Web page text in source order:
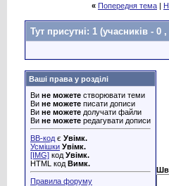
« Попередня тема |
Тут присутні: 1 (учасників - 0 ,
Ваші права у розділі
Ви не можете створювати теми
Ви не можете писати дописи
Ви не можете долучати файли
Ви не можете редагувати дописи
BB-код є Увімк.
Усмішки Увімк.
[IMG] код Увімк.
HTML код Вимк.
Правила форуму